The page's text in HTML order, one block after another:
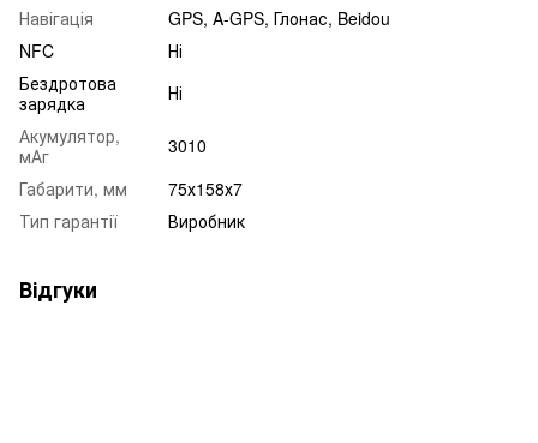
Навігація
GPS, A-GPS, Глонас, Beidou
NFC
Ні
Бездротова
зарядка
Ні
Акумулятор,
мАг
3010
Габарити, мм
75х158х7
Тип гарантії
Виробник
Відгуки